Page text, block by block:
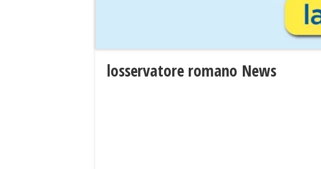
losservatore romano News